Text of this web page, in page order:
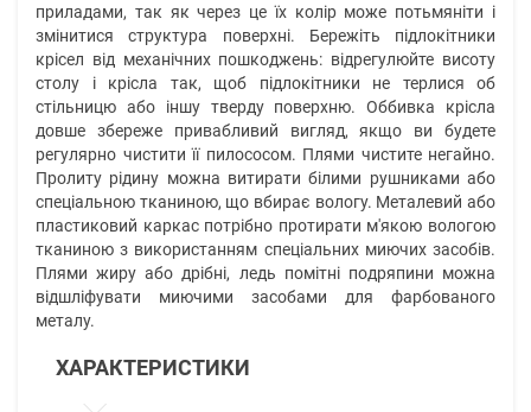
приладами, так як через це їх колір може потьмяніти і
змінитися структура поверхні. Бережіть підлокітники
крісел від механічних пошкоджень: відрегулюйте висоту
столу і крісла так, щоб підлокітники не терлися об
стільницю або іншу тверду поверхню. Оббивка крісла
довше збереже привабливий вигляд, якщо ви будете
регулярно чистити її пилососом. Плями чистите негайно.
Пролиту рідину можна витирати білими рушниками або
спеціальною тканиною, що вбирає вологу. Металевий або
пластиковий каркас потрібно протирати м'якою вологою
тканиною з використанням спеціальних миючих засобів.
Плями жиру або дрібні, ледь помітні подряпини можна
відшліфувати миючими засобами для фарбованого
металу.
ХАРАКТЕРИСТИКИ